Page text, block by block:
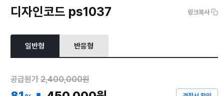
디자인코드 ps1037 링크복사
일반형 반응형
공급원가 2,400,000원